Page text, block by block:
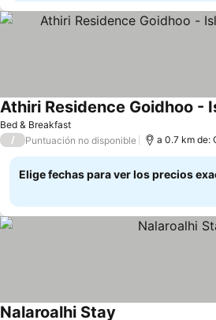
Bed & Breakfast
Ver precios
/ Puntuación no disponible a 0.7 km de:
Elige fechas para ver los precios
Nalaroalhi Stay